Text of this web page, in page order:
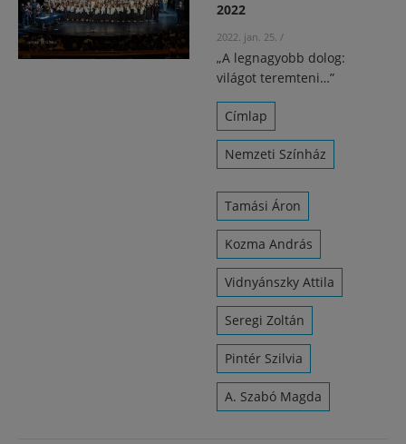
2022
2022. jan. 25. /
„A legnagyobb dolog:
világot teremteni…”
Címlap
Nemzeti Színház
Tamási Áron
Kozma András
Vidnyánszky Attila
Seregi Zoltán
Pintér Szilvia
A. Szabó Magda